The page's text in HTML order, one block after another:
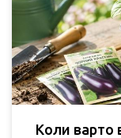
Коли варто